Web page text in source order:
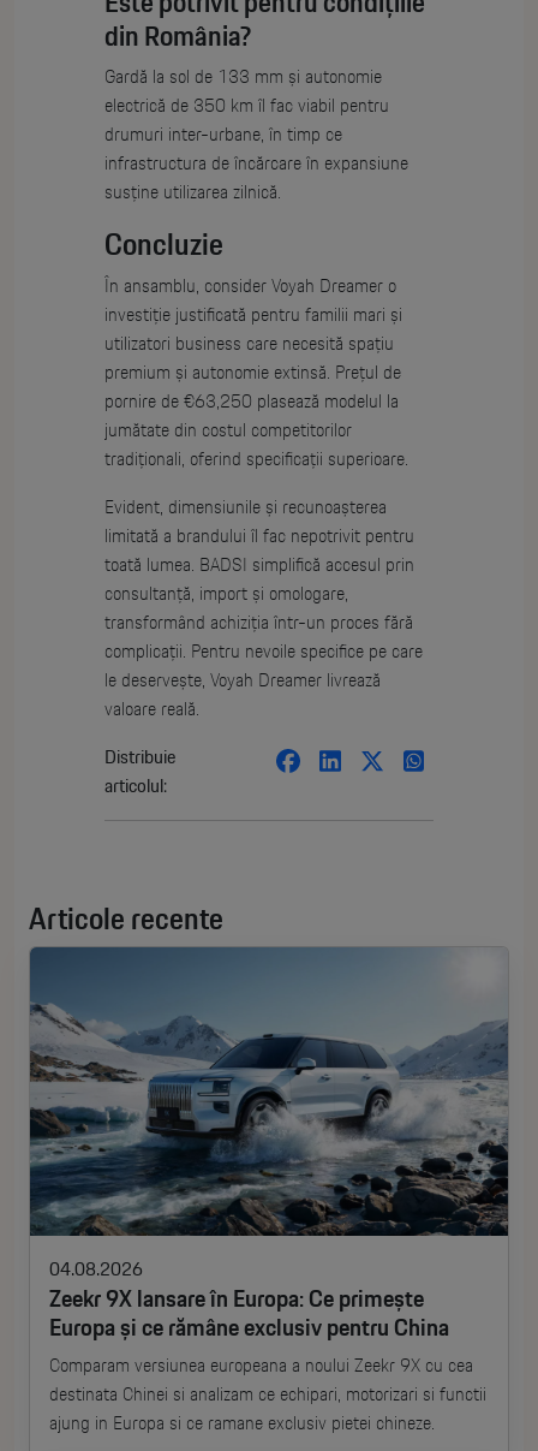
din România?
Gardă la sol de 133 mm și autonomie
electrică de 350 km îl fac viabil pentru
drumuri inter-urbane, în timp ce
infrastructura de încărcare în expansiune
susține utilizarea zilnică.
Concluzie
În ansamblu, consider Voyah Dreamer o
investiție justificată pentru familii mari și
utilizatori business care necesită spațiu
premium și autonomie extinsă. Prețul de
pornire de €63,250 plasează modelul la
jumătate din costul competitorilor
tradiționali, oferind specificații superioare.
Evident, dimensiunile și recunoașterea
limitată a brandului îl fac nepotrivit pentru
toată lumea. BADSI simplifică accesul prin
consultanță, import și omologare,
transformând achiziția într-un proces fără
complicații. Pentru nevoile specifice pe care
le deservește, Voyah Dreamer livrează
valoare reală.
Distribuie
articolul:
Articole recente
04.08.2026
Zeekr 9X lansare în Europa: Ce primește
Europa și ce rămâne exclusiv pentru China
Comparam versiunea europeana a noului Zeekr 9X cu cea
destinata Chinei si analizam ce echipari, motorizari si functii
ajung in Europa si ce ramane exclusiv pietei chineze.